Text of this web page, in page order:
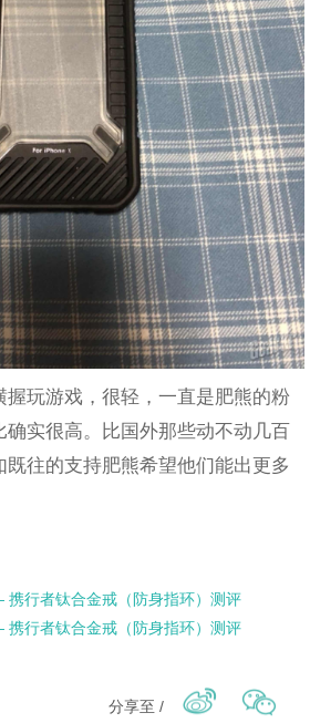
玩游戏，很轻，一直是肥熊的粉
确实很高。比国外那些动不动几百
往的支持肥熊希望他们能出更多
行者钛合金戒（防身指环）测评
行者钛合金戒（防身指环）测评
分享至 /